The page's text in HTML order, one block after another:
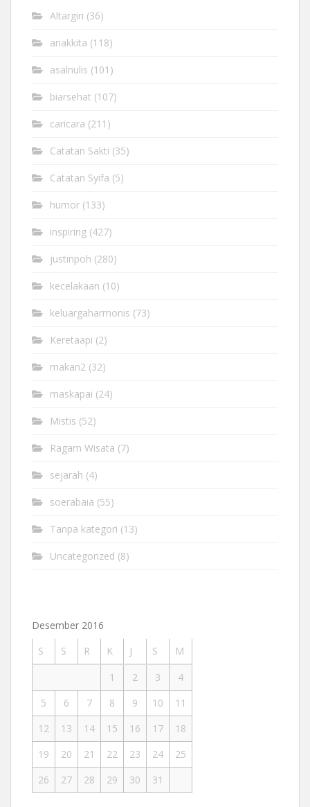
Altargiri (36)
anakkita (118)
asalnulis (101)
biarsehat (107)
caricara (211)
Catatan Sakti (35)
Catatan Syifa (5)
humor (133)
inspiring (427)
justinpoh (280)
kecelakaan (10)
keluargaharmonis (73)
Keretaapi (2)
makan2 (32)
maskapai (24)
Mistis (52)
Ragam Wisata (7)
sejarah (4)
soerabaia (55)
Tanpa kategori (13)
Uncategorized (8)
Desember 2016
S
S R K J S
M
1
2 3
4
5
6 7 8 9 10
11
12
13 14 15 16 17
18
19
20 21 22 23 24
25
26
27 28 29 30 31